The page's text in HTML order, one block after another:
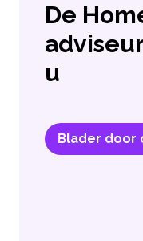
De
u
Blader door